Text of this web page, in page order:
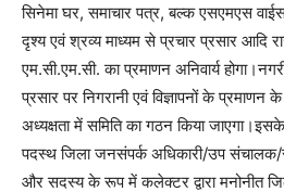
सिनेमा घर, समाचार पत्र, बल्क एसएमएस
दृश्य एवं श्रव्य माध्यम से प्रचार प्रसार आदि
एम.सी.एम.सी. का प्रमाणन अनिवार्य
प्रसार पर निगरानी एवं विज्ञापनों के प्रमाणन
अध्यक्षता में समिति का गठन किया
पदस्थ जिला जनसंपर्क अधिकारी/उप
और सदस्य के रूप में कलेक्टर द्वारा मनोनीत